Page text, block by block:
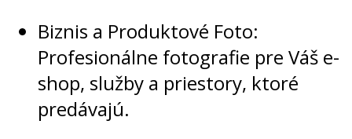
Biznis a Produktové Foto:
Profesionálne fotografie pre Váš e-
shop, služby a priestory, ktoré
predávajú.